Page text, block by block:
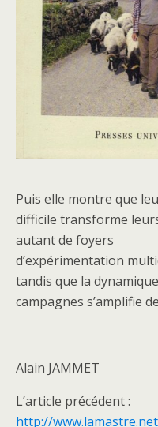
Puis elle montre que
difficile transforme
autant de foyers
d’expérimentation
tandis que la
campagnes s’amplifie
Alain JAMMET
L’article précédent :
http://